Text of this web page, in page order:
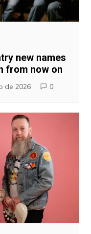
new names
from now on
de 2026 0